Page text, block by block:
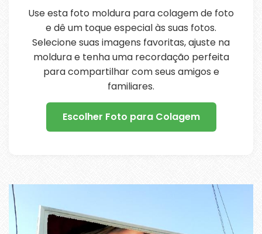
Use esta foto moldura para colagem de foto
e dê um toque especial às suas fotos.
Selecione suas imagens favoritas, ajuste na
moldura e tenha uma recordação perfeita
para compartilhar com seus amigos e
familiares.
Escolher Foto para Colagem